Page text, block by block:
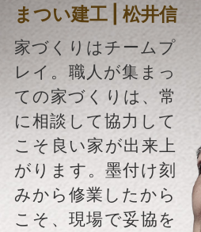
まつい建工 | 松井信
家づくりはチームプ
レイ。職人が集まっ
ての家づくりは、常
に相談して協力して
こそ良い家が出来上
がります。墨付け刻
みから修業したから
こそ、現場で妥協を